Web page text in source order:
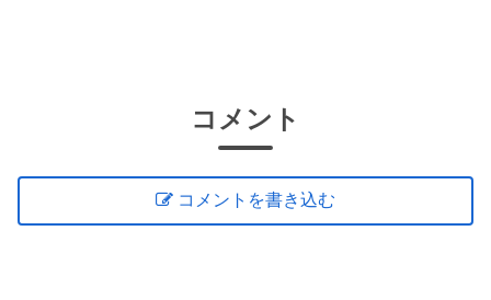
コメント
コメントを書き込む